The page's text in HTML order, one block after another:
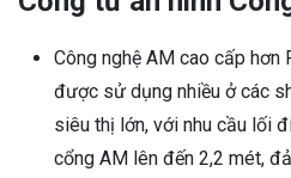
Công nghệ AM cao cấp hơn
được sử dụng nhiều ở các
siêu thị lớn, với nhu cầu lối
cổng AM lên đến 2,2 mét,